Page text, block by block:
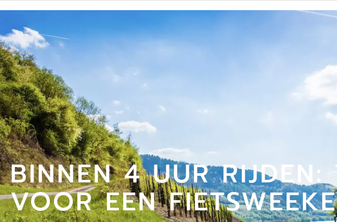
BINNEN 4 UUR RIJDEN:
VOOR EEN